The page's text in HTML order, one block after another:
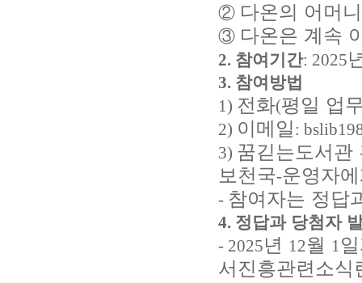
② 다온의 어머
③ 다온은 계속
2. 참여기간: 2025
3. 참여방법
1) 전화(평일 업
2) 이메일:
3) 꿈긷는도서관
보천국-운영자
- 참여자는 정답
4. 정답과 당첨자
- 2025년 12월 1
서진흥관련소식